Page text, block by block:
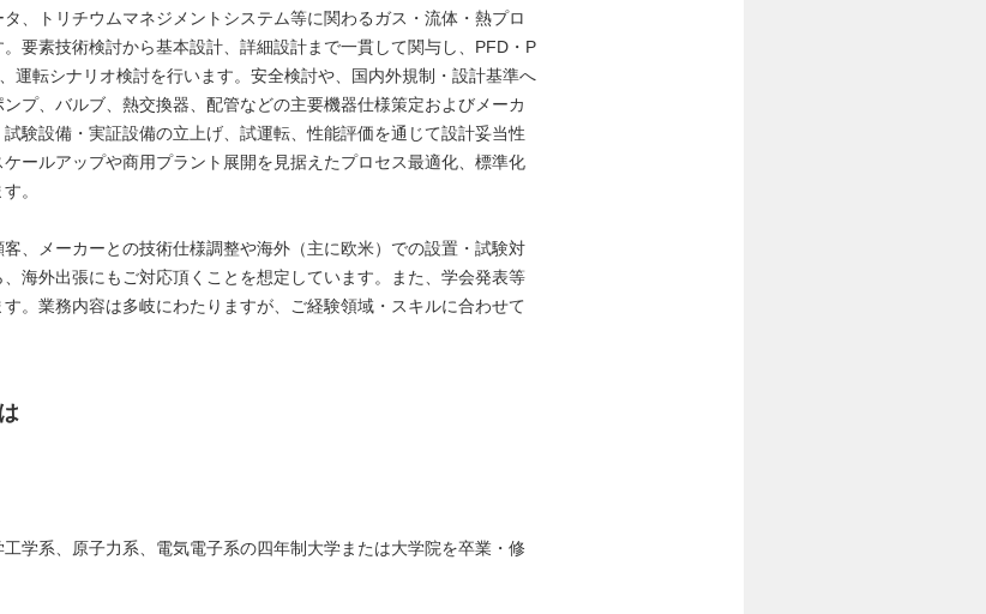
、トリチウムマネジメントシステム等に関わるガス・流体・熱プロ
要素技術検討から基本設計、詳細設計まで一貫して関与し、PFD・P
運転シナリオ検討を行います。安全検討や、国内外規制・設計基準へ
プ、バルブ、熱交換器、配管などの主要機器仕様策定およびメーカ
験設備・実証設備の立上げ、試運転、性能評価を通じて設計妥当性
ールアップや商用プラント展開を見据えたプロセス最適化、標準化
。
、メーカーとの技術仕様調整や海外（主に欧米）での設置・試験対
海外出張にもご対応頂くことを想定しています。また、学会発表等
。業務内容は多岐にわたりますが、ご経験領域・スキルに合わせて
工学系、原子力系、電気電子系の四年制大学または大学院を卒業・修